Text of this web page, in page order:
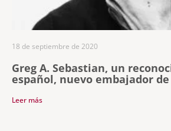
Greg A. Sebastian, un
español, nuevo embajador
18 de septiembre de 2020
Leer más